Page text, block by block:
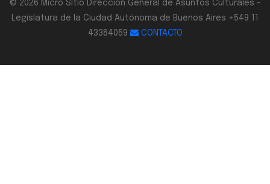
© 2026 Micro Sitio Dirección General de Asuntos Culturales -
Legislatura de la Ciudad Autónoma de Buenos Aires +549 11
43384059
CONTACTO